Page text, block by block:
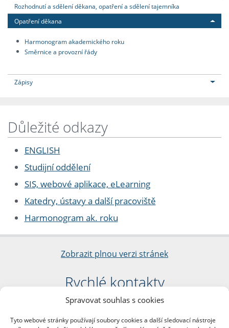
Spravovat souhlas s cookies
Tyto webové stránky používají soubory cookies a další sledovací nástroje
Rozhodnutí a sdělení děkana, opatření a sdělení tajemníka
Opatření děkana
Harmonogram akademického roku
Směrnice a provozní řády
Zápisy
Důležité odkazy
ENGLISH
Studijní oddělení
SIS, webové aplikace, eLearning
Katedry, ústavy a další pracoviště
Harmonogram ak. roku
Zobrazit plnou verzi stránek
Rychlé kontakty
Filozofická fakulta
nám. Jana Palacha 1/2